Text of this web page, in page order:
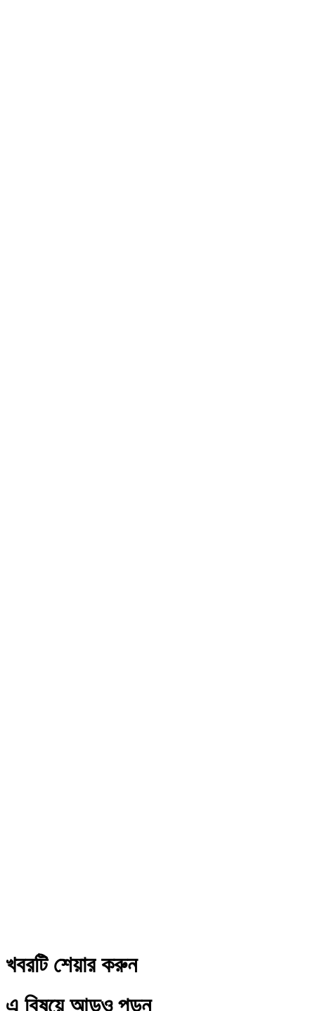
খবরটি শেয়ার করুন
এ বিষয়ে আড়ও পড়ুন